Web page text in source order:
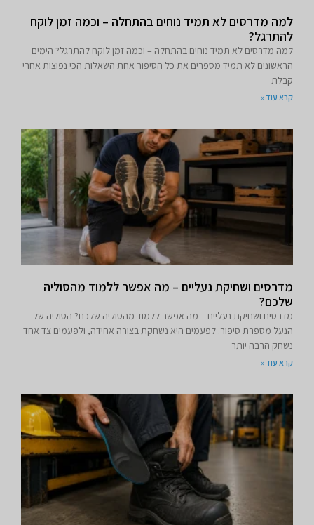
למה מדרסים לא תמיד נוחים בהתחלה – וכמה זמן לוקח
להתרגל?
למה מדרסים לא תמיד נוחים בהתחלה – וכמה זמן לוקח להתרגל? הימים
הראשונים לא תמיד מספרים את כל הסיפור אחת השאלות הכי נפוצות אחרי
קבלת
קרא עוד »
מדרסים ושחיקת נעליים – מה אפשר ללמוד מהסוליה
שלכם?
מדרסים ושחיקת נעליים – מה אפשר ללמוד מהסוליה שלכם? הסוליה של
הנעל מספרת סיפור. לפעמים היא נשחקת בצורה אחידה, ולפעמים צד אחד
נשחק הרבה יותר
קרא עוד »